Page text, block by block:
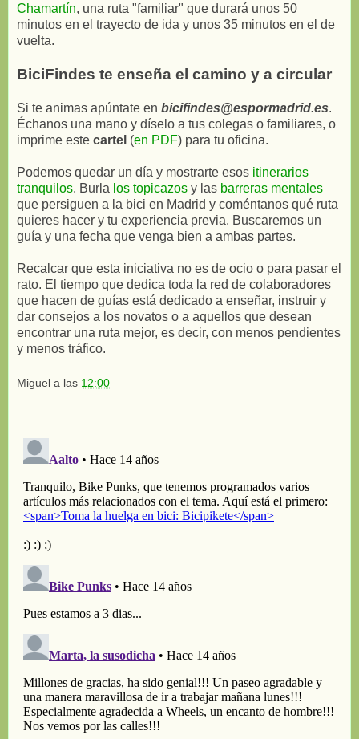
Chamartín, una ruta "familiar" que durará unos 50
minutos en el trayecto de ida y unos 35 minutos en el de
vuelta.
BiciFindes te enseña el camino y a circular
Si te animas apúntate en bicifindes@espormadrid.es.
Échanos una mano y díselo a tus colegas o familiares, o
imprime este cartel (en PDF) para tu oficina.
Podemos quedar un día y mostrarte esos itinerarios
tranquilos. Burla los topicazos y las barreras mentales
que persiguen a la bici en Madrid y coméntanos qué ruta
quieres hacer y tu experiencia previa. Buscaremos un
guía y una fecha que venga bien a ambas partes.
Recalcar que esta iniciativa no es de ocio o para pasar el
rato. El tiempo que dedica toda la red de colaboradores
que hacen de guías está dedicado a enseñar, instruir y
dar consejos a los novatos o a aquellos que desean
encontrar una ruta mejor, es decir, con menos pendientes
y menos tráfico.
Miguel a las 12:00